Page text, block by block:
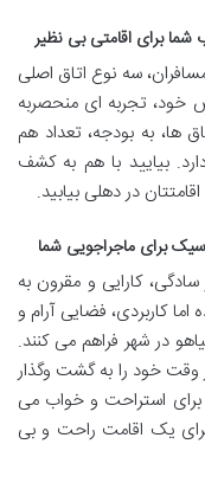
برای اقامتی بی نظیر
سه نوع اتاق اصلی
خود، تجربه ای منحصربه
ها، به بودجه، تعداد هم
بیایید با هم به کشف
در دهلی بیابید.
کارایی و مقرون به
کاربردی، فضایی آرام و
در شهر فراهم می کنند.
وقت خود را به گشت وگذار
استراحت و خواب می
برای یک اقامت راحت و بی